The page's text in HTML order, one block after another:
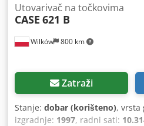
Wilków 800 km
Utovarivač na točkovima
CASE 621 B
Zatraži
Stanje: dobar (korišteno), vrsta
izgradnje: 1997, radni sati: